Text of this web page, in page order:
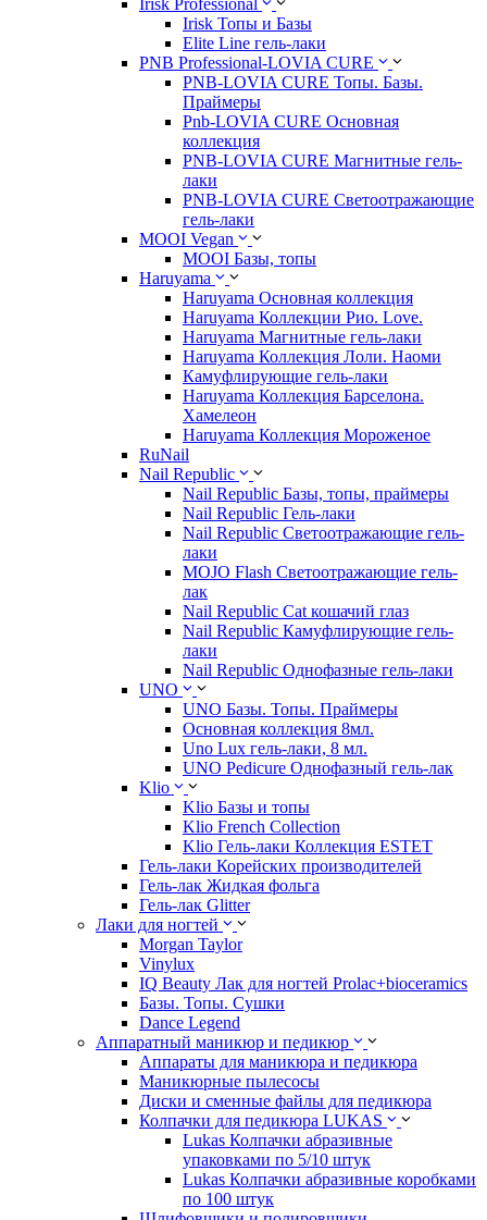
Irisk Professional
Irisk Топы и Базы
Elite Line гель-лаки
PNB Professional-LOVIA CURE
PNB-LOVIA CURE Топы. Базы.
Праймеры
Pnb-LOVIA CURE Основная
коллекция
PNB-LOVIA CURE Магнитные гель-
лаки
PNB-LOVIA CURE Cветоотражающие
гель-лаки
MOOI Vegan
MOOI Базы, топы
Haruyama
Haruyama Основная коллекция
Haruyama Коллекции Рио. Love.
Haruyama Магнитные гель-лаки
Haruyama Коллекция Лоли. Наоми
Камуфлирующие гель-лаки
Haruyama Коллекция Барселона.
Хамелеон
Haruyama Коллекция Мороженое
RuNail
Nail Republic
Nail Republic Базы, топы, праймеры
Nail Republic Гель-лаки
Nail Republic Светоотражающие гель-
лаки
MOJO Flash Светоотражающие гель-
лак
Nail Republic Cat кошачий глаз
Nail Republic Камуфлирующие гель-
лаки
Nail Republic Однофазные гель-лаки
UNO
UNO Базы. Топы. Праймеры
Основная коллекция 8мл.
Uno Lux гель-лаки, 8 мл.
UNO Pedicure Однофазный гель-лак
Klio
Klio Базы и топы
Klio French Collection
Klio Гель-лаки Коллекция ESTET
Гель-лаки Корейских производителей
Гель-лак Жидкая фольга
Гель-лак Glitter
Лаки для ногтей
Morgan Taylor
Vinylux
IQ Beauty Лак для ногтей Prolac+bioceramics
Базы. Топы. Сушки
Dance Legend
Аппаратный маникюр и педикюр
Аппараты для маникюра и педикюра
Маникюрные пылесосы
Диски и сменные файлы для педикюра
Колпачки для педикюра LUKAS
Lukas Колпачки абразивные
упаковками по 5/10 штук
Lukas Колпачки абразивные коробками
по 100 штук